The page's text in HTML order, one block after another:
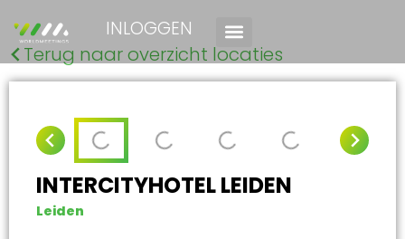
INLOGGEN
Terug naar overzicht locaties
INTERCITYHOTEL LEIDEN
Leiden